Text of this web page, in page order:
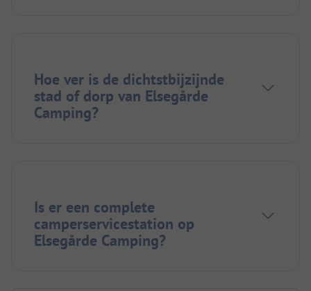
Hoe ver is de dichtstbijzijnde
stad of dorp van Elsegårde
Camping?
Is er een complete
camperservicestation op
Elsegårde Camping?